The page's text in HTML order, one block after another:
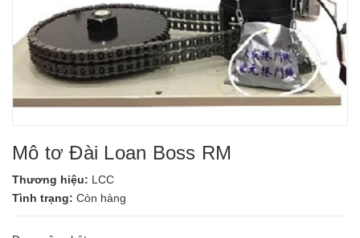
Mô tơ Đài Loan Boss RM
Thương hiệu: LCC
Tình trạng: Còn hàng